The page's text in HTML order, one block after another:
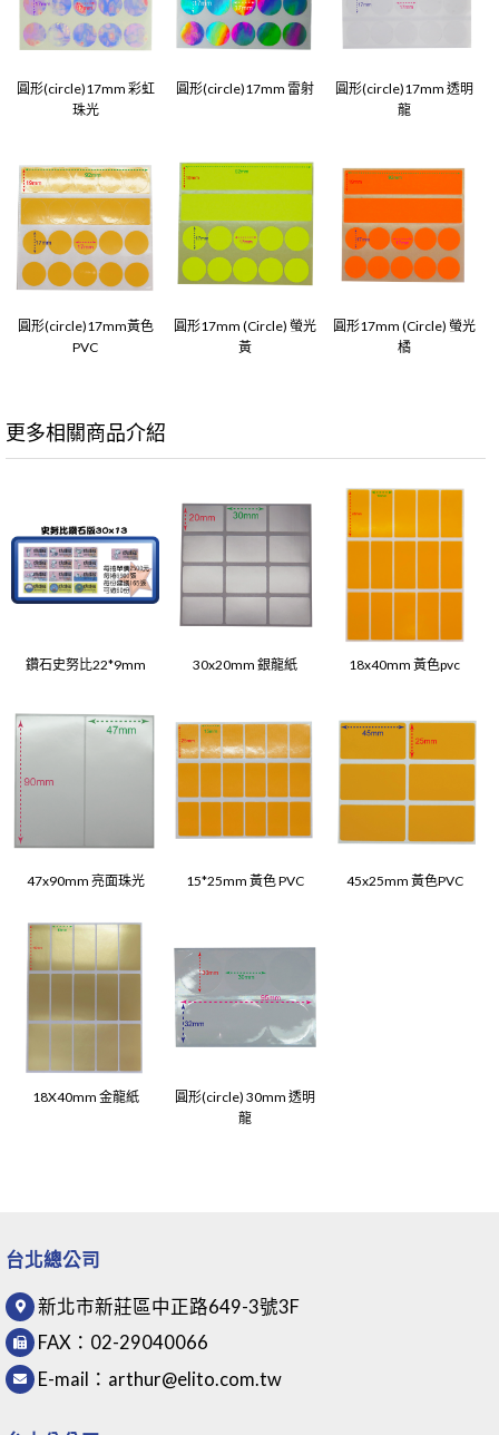
圓形(circle)17mm 彩虹
珠光
圓形(circle)17mm 雷射
圓形(circle)17mm 透明
龍
圓形(circle)17mm黃色
PVC
圓形17mm (Circle) 螢光
黃
圓形17mm (Circle) 螢光
橘
更多相關商品介紹
鑽石史努比22*9mm 30x20mm 銀龍紙 18x40mm 黃色pvc
47x90mm 亮面珠光 15*25mm 黃色 PVC 45x25mm 黃色PVC
18X40mm 金龍紙
圓形(circle) 30mm 透明
龍
台北總公司
新北市新莊區中正路649-3號3F
FAX： 02-29040066
E-mail： arthur@elito.com.tw